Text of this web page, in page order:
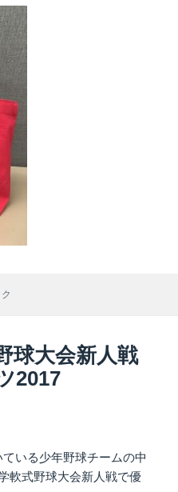
球大会新人戦
2017
いる少年野球チームの中
軟式野球大会新人戦で優